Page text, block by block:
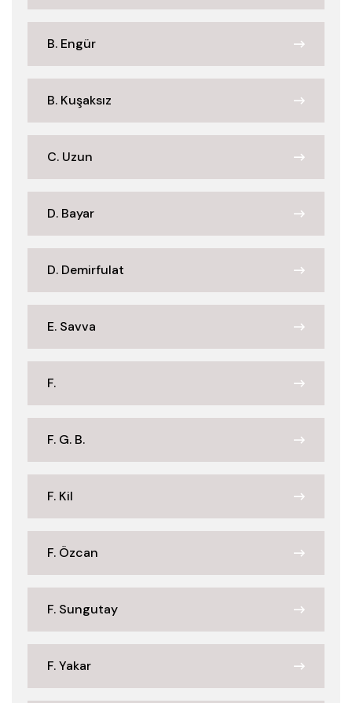
B. Engür
B. Kuşaksız
C. Uzun
D. Bayar
D. Demirfulat
E. Savva
F.
F. G. B.
F. Kil
F. Özcan
F. Sungutay
F. Yakar